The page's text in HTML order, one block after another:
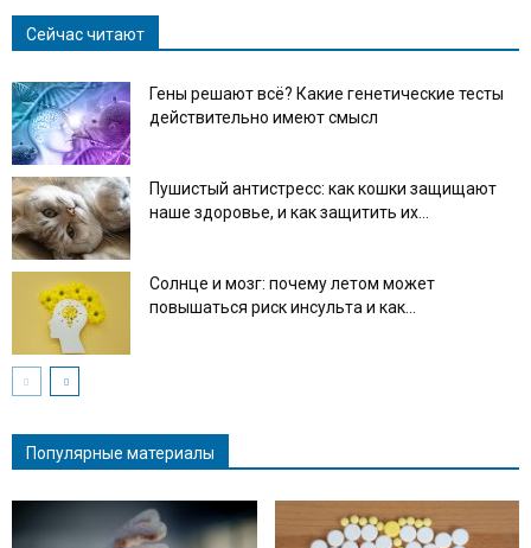
Сейчас читают
Гены решают всё? Какие генетические тесты
действительно имеют смысл
Пушистый антистресс: как кошки защищают
наше здоровье, и как защитить их...
Солнце и мозг: почему летом может
повышаться риск инсульта и как...
Популярные материалы